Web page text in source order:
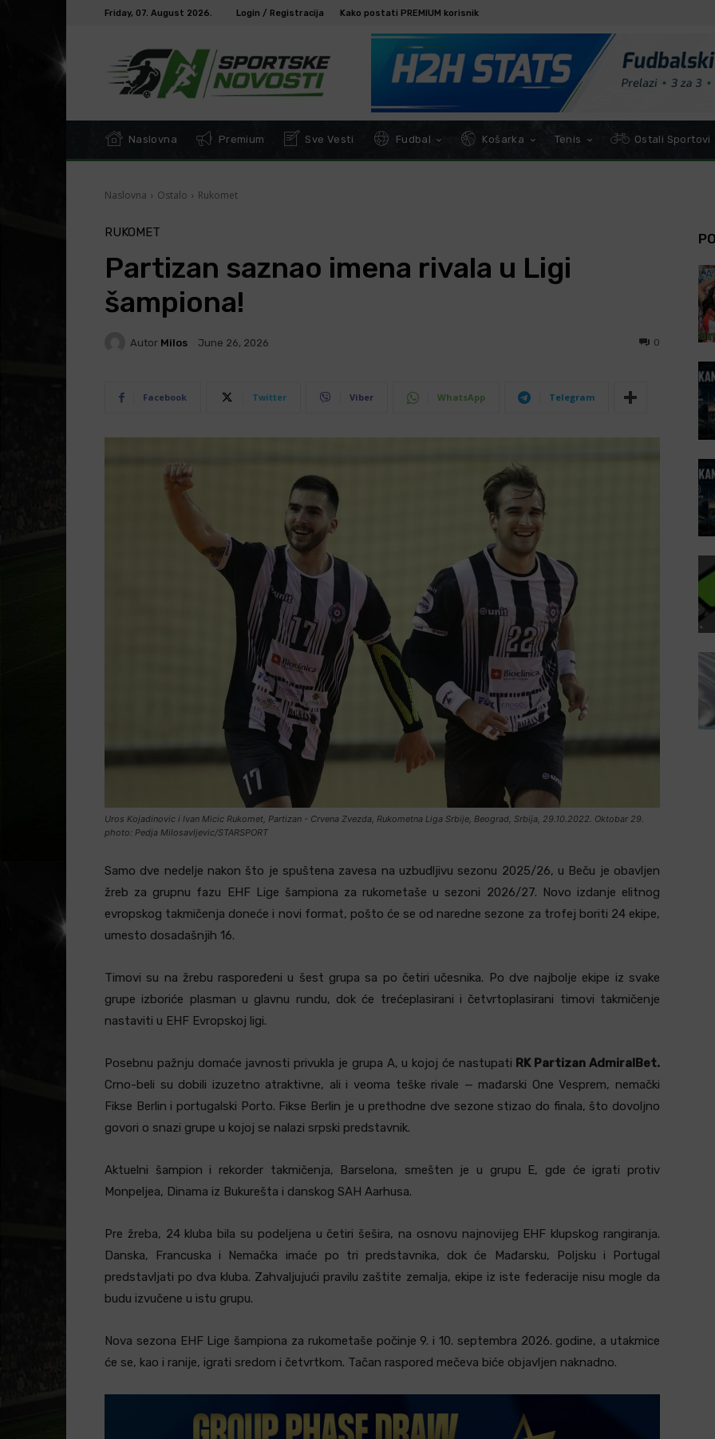
Friday, 07. August 2026. Login / Registracija Kako postati PREMIUM korisnik
Naslovna Premium Sve Vesti Fudbal Košarka Tenis Ostali Sportovi
Naslovna Ostalo Rukomet
RUKOMET
Partizan saznao imena rivala u Ligi
šampiona!
Autor Milos June 26, 2026 0
Facebook Twitter Viber WhatsApp Telegram
Uros Kojadinovic i Ivan Micic Rukomet, Partizan - Crvena Zvezda, Rukometna Liga Srbije, Beograd, Srbija, 29.10.2022. Oktobar 29.
photo: Pedja Milosavljevic/STARSPORT
Samo dve nedelje nakon što je spuštena zavesa na uzbudljivu sezonu 2025/26, u Beču je obavljen
žreb za grupnu fazu EHF Lige šampiona za rukometaše u sezoni 2026/27. Novo izdanje elitnog
evropskog takmičenja doneće i novi format, pošto će se od naredne sezone za trofej boriti 24 ekipe,
umesto dosadašnjih 16.
Timovi su na žrebu raspoređeni u šest grupa sa po četiri učesnika. Po dve najbolje ekipe iz svake
grupe izboriće plasman u glavnu rundu, dok će trećeplasirani i četvrtoplasirani timovi takmičenje
nastaviti u EHF Evropskoj ligi.
Posebnu pažnju domaće javnosti privukla je grupa A, u kojoj će nastupati RK Partizan AdmiralBet.
Crno-beli su dobili izuzetno atraktivne, ali i veoma teške rivale — mađarski One Vesprem, nemački
Fikse Berlin i portugalski Porto. Fikse Berlin je u prethodne dve sezone stizao do finala, što dovoljno
govori o snazi grupe u kojoj se nalazi srpski predstavnik.
Aktuelni šampion i rekorder takmičenja, Barselona, smešten je u grupu E, gde će igrati protiv
Monpeljea, Dinama iz Bukurešta i danskog SAH Aarhusa.
Pre žreba, 24 kluba bila su podeljena u četiri šešira, na osnovu najnovijeg EHF klupskog rangiranja.
Danska, Francuska i Nemačka imaće po tri predstavnika, dok će Mađarsku, Poljsku i Portugal
predstavljati po dva kluba. Zahvaljujući pravilu zaštite zemalja, ekipe iz iste federacije nisu mogle da
budu izvučene u istu grupu.
Nova sezona EHF Lige šampiona za rukometaše počinje 9. i 10. septembra 2026. godine, a utakmice
će se, kao i ranije, igrati sredom i četvrtkom. Tačan raspored mečeva biće objavljen naknadno.